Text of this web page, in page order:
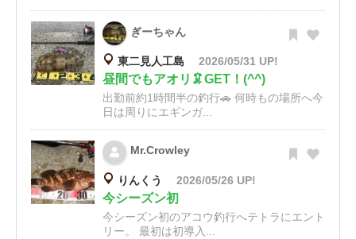
ぎーちゃん
東二見人工島 2026/05/31 UP!
昼間でもアオリ🦑GET！(^^)
出勤前約1時間半の釣行🚗 何時もの場所へ今
日は周りにエギンガ...
Mr.Crowley
りんくう 2026/05/26 UP!
今シーズン初
今シーズン初のアコウ釣行へテトラにエント
リー。 最初は初導入...